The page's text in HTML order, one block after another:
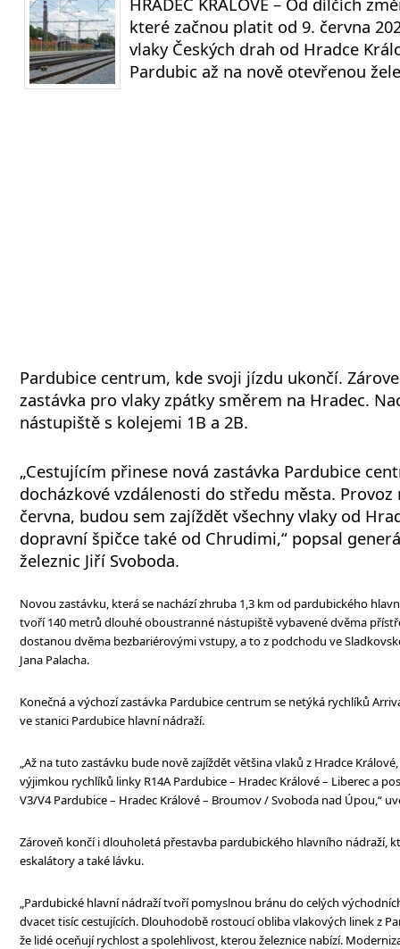
které začnou platit od 9. června
vlaky Českých drah od Hradce
Pardubic až na nově otevřenou
Pardubice centrum, kde svoji jízdu ukončí.
zastávka pro vlaky zpátky směrem na Hradec.
nástupiště s kolejemi 1B a 2B.
„Cestujícím přinese nová zastávka Pardubice
docházkové vzdálenosti do středu města. Provoz
června, budou sem zajíždět všechny vlaky od
dopravní špičce také od Chrudimi,“ popsal
železnic Jiří Svoboda.
Novou zastávku, která se nachází zhruba 1,3 km od pardubického
tvoří 140 metrů dlouhé oboustranné nástupiště vybavené dvěma
dostanou dvěma bezbariérovými vstupy, a to z podchodu ve
Jana Palacha.
Konečná a výchozí zastávka Pardubice centrum se netýká rychlíků
ve stanici Pardubice hlavní nádraží.
„Až na tuto zastávku bude nově zajíždět většina vlaků z Hradce
výjimkou rychlíků linky R14A Pardubice – Hradec Králové – Liberec a
V3/V4 Pardubice – Hradec Králové – Broumov / Svoboda nad Úpou,“
Zároveň končí i dlouholetá přestavba pardubického hlavního nádraží,
eskalátory a také lávku.
„Pardubické hlavní nádraží tvoří pomyslnou bránu do celých
dvacet tisíc cestujících. Dlouhodobě rostoucí obliba vlakových linek z
že lidé oceňují rychlost a spolehlivost, kterou železnice nabízí.